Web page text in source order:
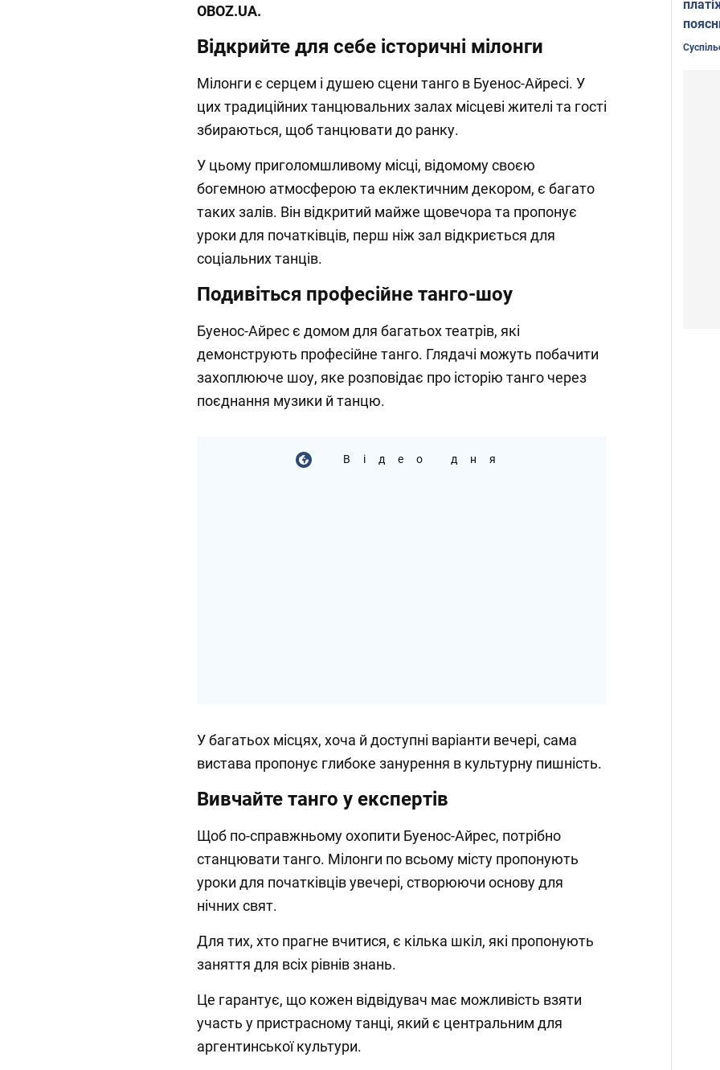
OBOZ.UA.
Відкрийте для себе історичні мілонги
Мілонги є серцем і душею сцени танго в Буенос-Айресі. У
цих традиційних танцювальних залах місцеві жителі та гості
збираються, щоб танцювати до ранку.
У цьому приголомшливому місці, відомому своєю
богемною атмосферою та еклектичним декором, є багато
таких залів. Він відкритий майже щовечора та пропонує
уроки для початківців, перш ніж зал відкриється для
соціальних танців.
Подивіться професійне танго-шоу
Буенос-Айрес є домом для багатьох театрів, які
демонструють професійне танго. Глядачі можуть побачити
захоплююче шоу, яке розповідає про історію танго через
поєднання музики й танцю.
Відео дня
У багатьох місцях, хоча й доступні варіанти вечері, сама
вистава пропонує глибоке занурення в культурну пишність.
Вивчайте танго у експертів
Щоб по-справжньому охопити Буенос-Айрес, потрібно
станцювати танго. Мілонги по всьому місту пропонують
уроки для початківців увечері, створюючи основу для
нічних свят.
Для тих, хто прагне вчитися, є кілька шкіл, які пропонують
заняття для всіх рівнів знань.
Це гарантує, що кожен відвідувач має можливість взяти
участь у пристрасному танці, який є центральним для
аргентинської культури.